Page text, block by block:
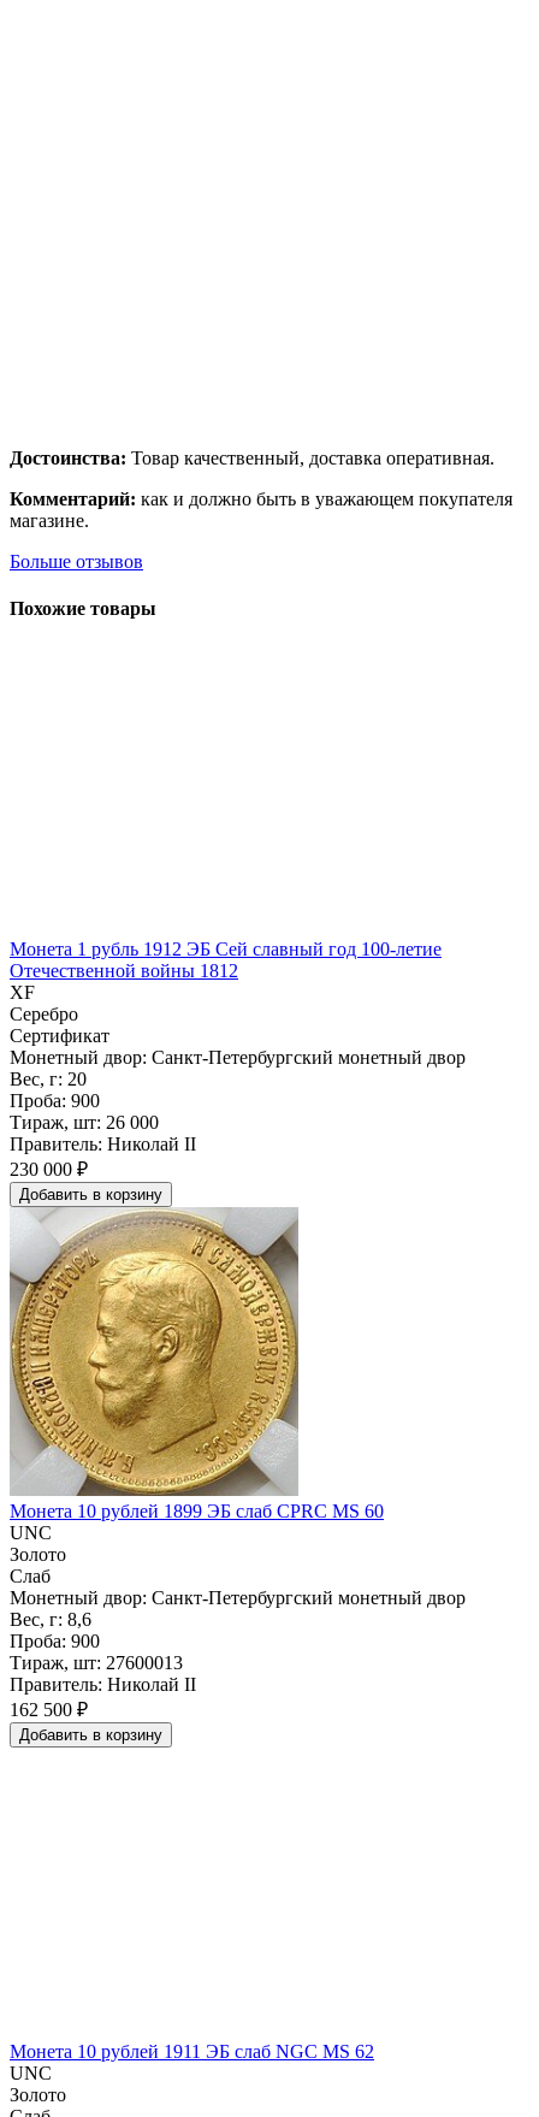
Достоинства: Товар качественный, доставка оперативная.
Комментарий: как и должно быть в уважающем покупателя
магазине.
Больше отзывов
Похожие товары
Монета 1 рубль 1912 ЭБ Сей славный год 100-летие
Отечественной войны 1812
XF
Серебро
Сертификат
Монетный двор: Санкт-Петербургский монетный двор
Вес, г: 20
Проба: 900
Тираж, шт: 26 000
Правитель: Николай II
230 000 ₽
Добавить в корзину
Монета 10 рублей 1899 ЭБ слаб CPRC MS 60
UNC
Золото
Слаб
Монетный двор: Санкт-Петербургский монетный двор
Вес, г: 8,6
Проба: 900
Тираж, шт: 27600013
Правитель: Николай II
162 500 ₽
Добавить в корзину
Монета 10 рублей 1911 ЭБ слаб NGC MS 62
UNC
Золото